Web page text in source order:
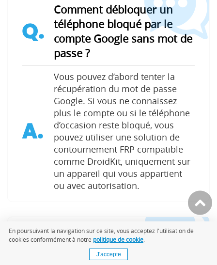
En poursuivant la navigation sur ce site, vous acceptez l'utilisation de
cookies conformément à notre politique de cookie.
J'accepte
Q.
Comment débloquer un
téléphone bloqué par le
compte Google sans mot de
passe ?
A.
Vous pouvez d’abord tenter la
récupération du mot de passe
Google. Si vous ne connaissez
plus le compte ou si le téléphone
d’occasion reste bloqué, vous
pouvez utiliser une solution de
contournement FRP compatible
comme DroidKit, uniquement sur
un appareil qui vous appartient
ou avec autorisation.
Q.
DroidKit peut-il débloquer
tous les téléphones bloqués